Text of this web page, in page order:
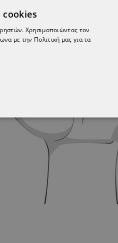
cookies
Χρησιμοποιώντας τον
με την Πολιτική μας για τα
ΛΕΙΤΟΥΡΓΙΚΌΤΗΤΑΣ